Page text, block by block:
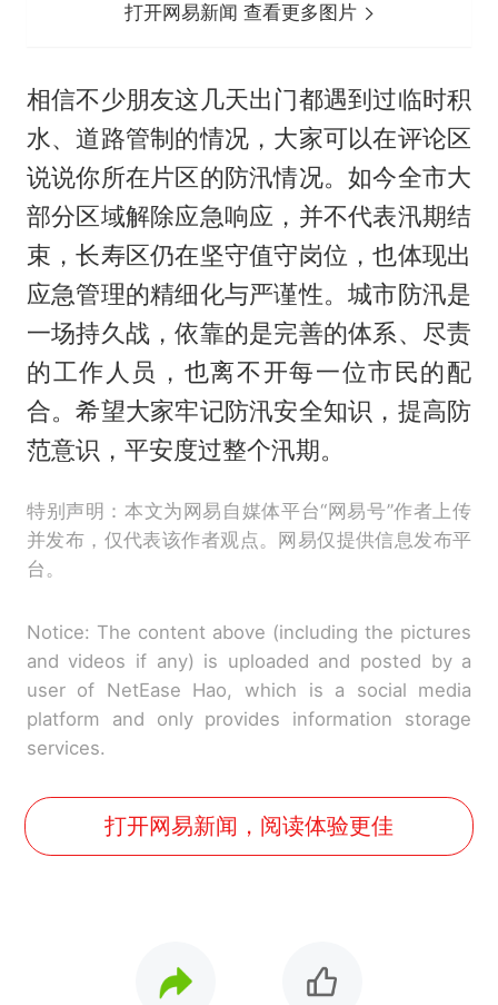
打开网易新闻 查看更多图片
相信不少朋友这几天出门都遇到过临时积
水、道路管制的情况，大家可以在评论区
说说你所在片区的防汛情况。如今全市大
部分区域解除应急响应，并不代表汛期结
束，长寿区仍在坚守值守岗位，也体现出
应急管理的精细化与严谨性。城市防汛是
一场持久战，依靠的是完善的体系、尽责
的工作人员，也离不开每一位市民的配
合。希望大家牢记防汛安全知识，提高防
范意识，平安度过整个汛期。
特别声明：本文为网易自媒体平台“网易号”作者上传
并发布，仅代表该作者观点。网易仅提供信息发布平
台。
Notice: The content above (including the pictures
and videos if any) is uploaded and posted by a
user of NetEase Hao, which is a social media
platform and only provides information storage
services.
打开网易新闻，阅读体验更佳